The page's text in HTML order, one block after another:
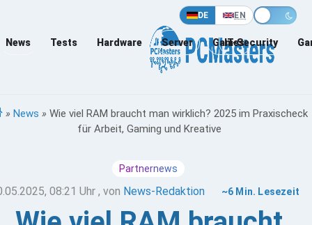
DE EN
News Tests Hardware Server Games
IT-Security
» News » Wie viel RAM braucht man wirklich? 2025 im Praxischeck
für Arbeit, Gaming und Kreative
Partnernews
08:21 Uhr , von News-Redaktion ~6 Min. Lesezeit